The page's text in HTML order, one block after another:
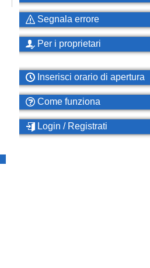
Segnala errore
Per i proprietari
Inserisci orario di apertura
Come funziona
Login / Registrati